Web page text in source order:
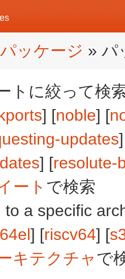
パッケージ » パ
トに絞って検
] [noble] [
updates
] [resolute-
ート で検索
to a specific
] [riscv64] [
キテクチャで